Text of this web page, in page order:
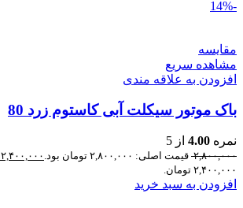
-14%
مقایسه
مشاهده سریع
افزودن به علاقه مندی
باک موتور سیکلت آبی کاستوم زرد 80
نمره 4.00 از 5
۲,۸۰۰,۰۰۰ قیمت اصلی: ۲,۸۰۰,۰۰۰ تومان بود. ۲,۴۰۰,۰۰۰
۲,۴۰۰,۰۰۰ تومان.
افزودن به سبد خرید